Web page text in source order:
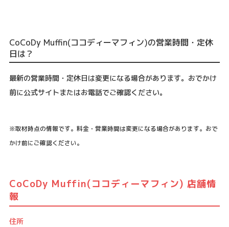
CoCoDy Muffin(ココディーマフィン)の営業時間・定休
日は？
最新の営業時間・定休日は変更になる場合があります。おでかけ
前に公式サイトまたはお電話でご確認ください。
※取材時点の情報です。料金・営業時間は変更になる場合があります。おで
かけ前にご確認ください。
CoCoDy Muffin(ココディーマフィン) 店舗情
報
住所